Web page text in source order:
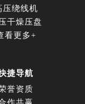
压绕线机
干燥压盘
看更多+
捷导航
誉资质